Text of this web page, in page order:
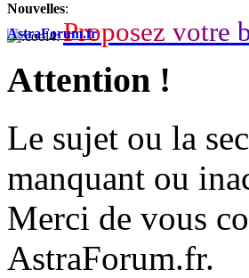
Nouvelles:
Proposez votre
AstraForum.fr
Attention !
Le sujet ou la
manquant ou
Merci de vous
AstraForum.fr.